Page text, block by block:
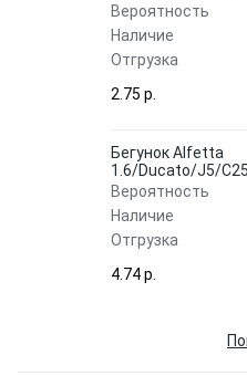
Вероятность
Наличие
Отгрузка
2.75 p.
Бегунок Alfetta
1.6/Ducato/J5/
Вероятность
Наличие
Отгрузка
4.74 p.